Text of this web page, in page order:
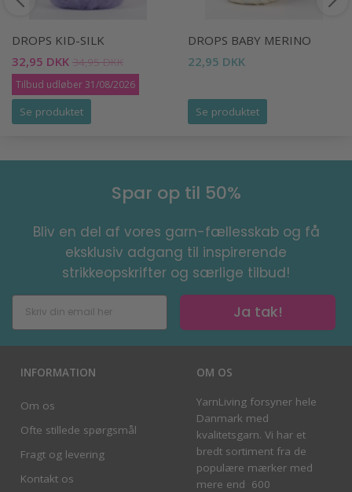
DROPS KID-SILK
32,95 DKK 34,95 DKK
Tilbud udløber 31/08/2026
Se produktet
DROPS BABY MERINO
22,95 DKK
Se produktet
Spar op til 50%
Bliv en del af vores garn-fællesskab og få
eksklusiv adgang til inspirerende
strikkeopskrifter og særlige tilbud!
Ja tak!
INFORMATION
Om os
Ofte stillede spørgsmål
Fragt og levering
Kontakt os
OM OS
YarnLiving forsyner hele
Danmark med
kvalitetsgarn. Vi har et
bredt sortiment fra de
populære mærker med
mere end 600